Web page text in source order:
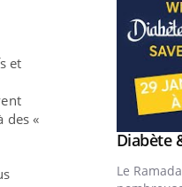
et
des «
Youtube
Diabète
Le